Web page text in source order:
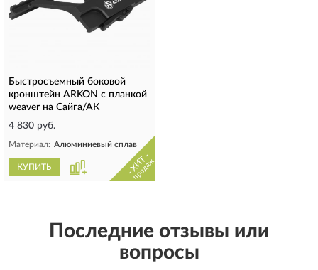
Быстросъемный боковой
кронштейн ARKON с планкой
weaver на Сайга/АК
4 830 руб.
Материал: Алюминиевый сплав
КУПИТЬ - ХИТ -
продаж
Последние отзывы или
вопросы